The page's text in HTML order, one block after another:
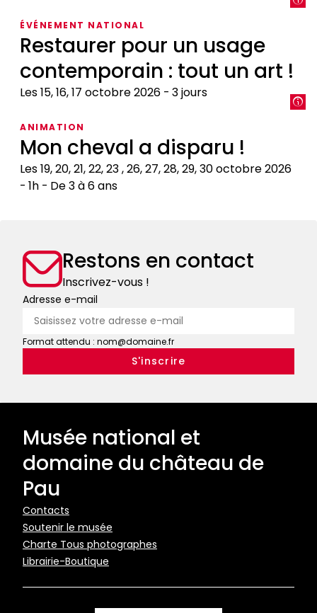
L’animal,
objet
du
savoir
médiéval
livres
de
chasse,
bestiaires
Restaurer pour un usage
contemporain : tout un art !
Les 15, 16, 17 octobre 2026 3 jours
ÉVÉNEMENT NATIONAL
pour
un
usage
contemporain
art
Mon cheval a disparu !
Les 19, 20, 21, 22, 23 , 26, 27, 28, 29, 30 octobre 2026
1h
De 3 à 6 ans
ANIMATION
disparu
Restons en contact
Inscrivez-vous !
Adresse e-mail
Format attendu : nom@domaine.fr
Musée national et
domaine du château de
Pau
Pied
de
page
Contacts
Soutenir le musée
Charte Tous photographes
Librairie-Boutique